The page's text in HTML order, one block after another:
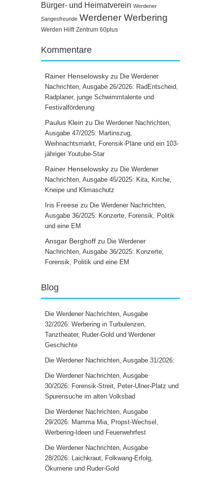
Bürger- und Heimatverein Werdener
Sangesfreunde Werdener Werbering
Werden Hilft Zentrum 60plus
Kommentare
Rainer Henselowsky zu Die Werdener
Nachrichten, Ausgabe 26/2026: RadEntscheid,
Radplaner, junge Schwimmtalente und
Festivalförderung
Paulus Klein zu Die Werdener Nachrichten,
Ausgabe 47/2025: Martinszug,
Weihnachtsmarkt, Forensik-Pläne und ein 103-
jähriger Youtube-Star
Rainer Henselowsky zu Die Werdener
Nachrichten, Ausgabe 45/2025: Kita, Kirche,
Kneipe und Klimaschutz
Iris Freese zu Die Werdener Nachrichten,
Ausgabe 36/2025: Konzerte, Forensik, Politik
und eine EM
Ansgar Berghoff zu Die Werdener
Nachrichten, Ausgabe 36/2025: Konzerte,
Forensik, Politik und eine EM
Blog
Die Werdener Nachrichten, Ausgabe
32/2026: Werbering in Turbulenzen,
Tanztheater, Ruder-Gold und Werdener
Geschichte
Die Werdener Nachrichten, Ausgabe 31/2026:
Die Werdener Nachrichten, Ausgabe
30/2026: Forensik-Streit, Peter-Ulner-Platz und
Spurensuche im alten Volksbad
Die Werdener Nachrichten, Ausgabe
29/2026: Mamma Mia, Propst-Wechsel,
Werbering-Ideen und Feuerwehrfest
Die Werdener Nachrichten, Ausgabe
28/2026: Laichkraut, Folkwang-Erfolg,
Ökumene und Ruder-Gold